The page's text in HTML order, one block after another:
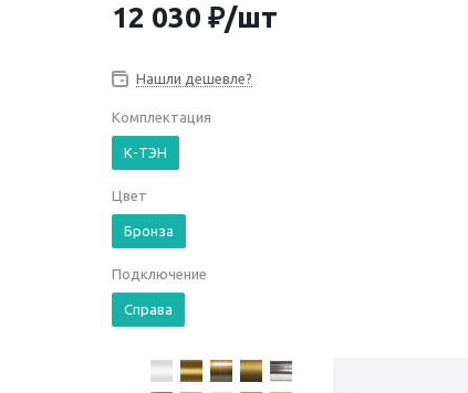
12 030 ₽/шт
Нашли дешевле?
Комплектация
К-ТЭН
Цвет
Бронза
Подключение
Справа